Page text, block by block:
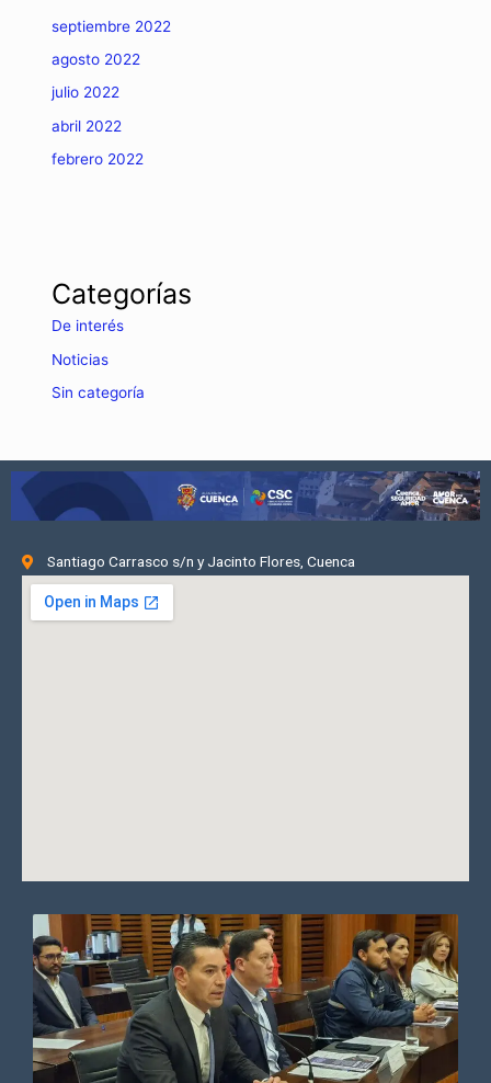
septiembre 2022
agosto 2022
julio 2022
abril 2022
febrero 2022
Categorías
De interés
Noticias
Sin categoría
Santiago Carrasco s/n y Jacinto Flores, Cuenca